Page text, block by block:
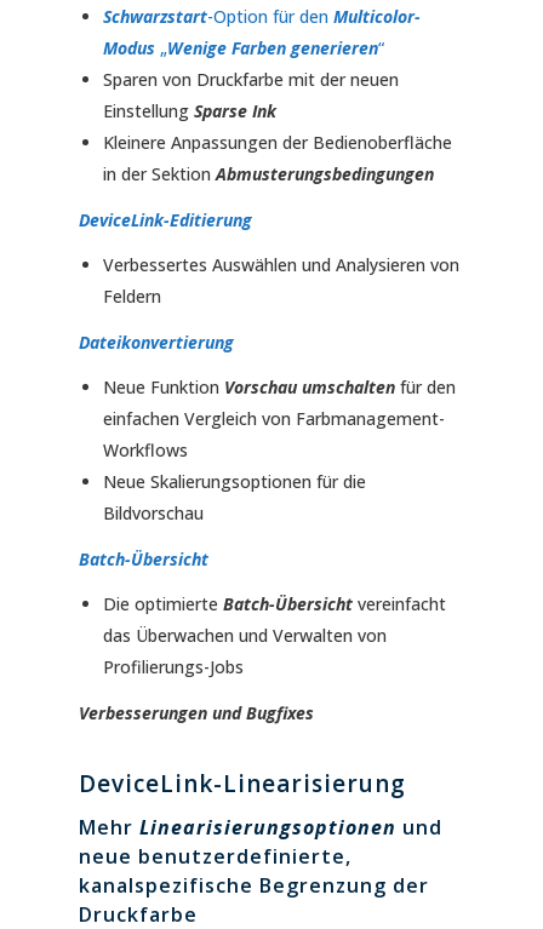
Schwarzstart-Option für den Multicolor-
Modus „Wenige Farben generieren“
Sparen von Druckfarbe mit der neuen
Einstellung Sparse Ink
Kleinere Anpassungen der Bedienoberfläche
in der Sektion Abmusterungsbedingungen
DeviceLink-Editierung
Verbessertes Auswählen und Analysieren von
Feldern
Dateikonvertierung
Neue Funktion Vorschau umschaltenfür den
einfachen Vergleich von Farbmanagement-
Workflows
Neue Skalierungsoptionen für die
Bildvorschau
Batch-Übersicht
Die optimierte Batch-Übersichtvereinfacht
das Überwachen und Verwalten von
Profilierungs-Jobs
Verbesserungen und Bugfixes
DeviceLink-Linearisierung
Mehr Linearisierungsoptionen und
neue benutzerdefinierte,
kanalspezifische Begrenzung der
Druckfarbe